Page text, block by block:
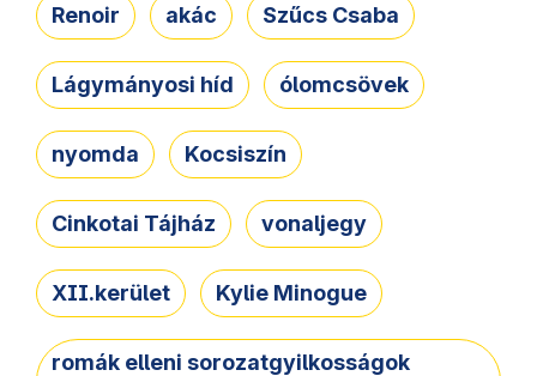
Renoir akác Szűcs Csaba
Lágymányosi híd ólomcsövek
nyomda Kocsiszín
Cinkotai Tájház vonaljegy
XII.kerület Kylie Minogue
romák elleni sorozatgyilkosságok